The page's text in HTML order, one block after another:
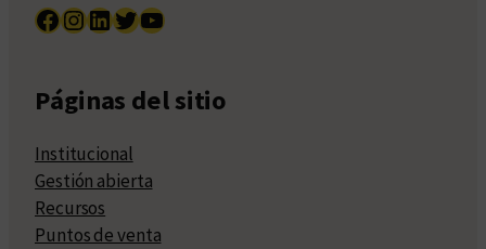
Facebook InstagramLinkedIn Twitter YouTube
Páginas del sitio
Institucional
Gestión abierta
Recursos
Puntos de venta